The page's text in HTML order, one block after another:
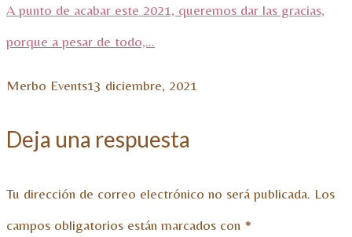
A punto de acabar este 2021, queremos dar las gracias,
porque a pesar de todo,...
Merbo Events13 diciembre, 2021
Deja una respuesta
Tu dirección de correo electrónico no será publicada. Los
campos obligatorios están marcados con *